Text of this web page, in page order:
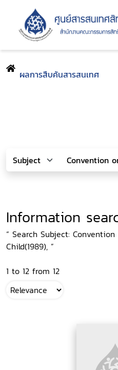
ผลการสืบค้นสารสนเทศ
Information
“ Search Subject:
Child(1989), ”
1 to 12 from 12